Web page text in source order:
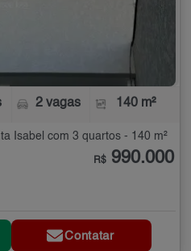
2 vagas 140 m²
Isabel com 3 quartos - 140 m²
R$ 990.000
Contatar